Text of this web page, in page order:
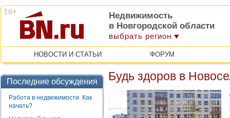
Недвижимость
в Новгородской области
выбрать регион
НОВОСТИ И СТАТЬИ ФОРУМ
Последние обсуждения
Работа в недвижимости. Как
начать?
Будь здоров в